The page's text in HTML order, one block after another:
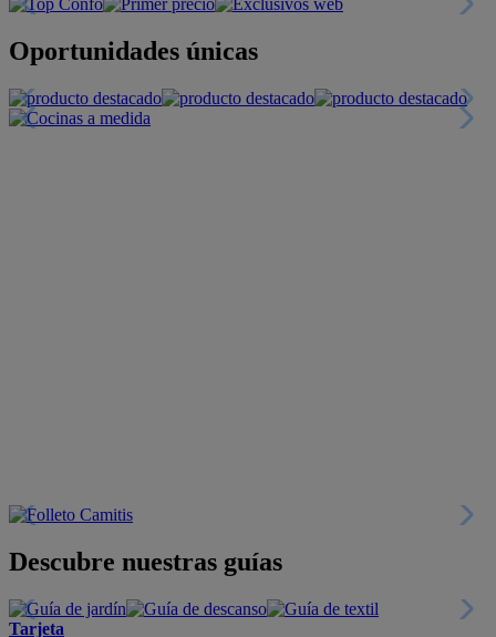
Oportunidades únicas
Descubre nuestras guías
Tarjeta